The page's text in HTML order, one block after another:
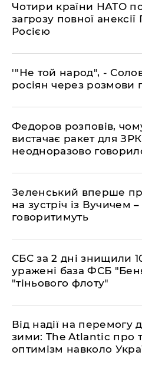
​Чотири країни НАТО
загрозу повної анексії
Росією
​'"Не той народ", -
росіян через розмови
​Федоров розповів,
вистачає ракет для
неодноразово
​Зеленський вперше
на зустріч із Вучичем
говоритимуть
​СБС за 2 дні знищили
уражені база ФСБ
"тіньового флоту"
​Від надії на перемогу
зими: The Atlantic про
оптимізм навколо